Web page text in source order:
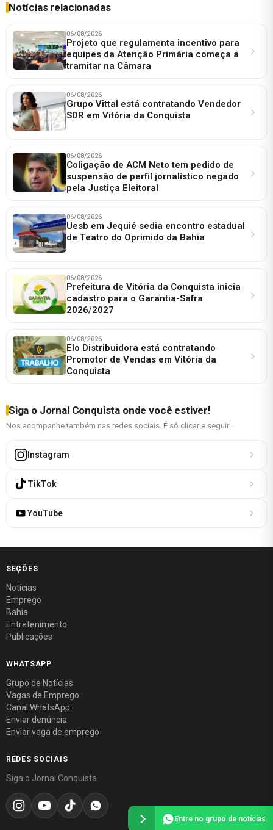
Notícias relacionadas
06/08/2026
Projeto que regulamenta incentivo para
equipes da Atenção Primária começa a
tramitar na Câmara
06/08/2026
Grupo Vittal está contratando Vendedor
SDR em Vitória da Conquista
06/08/2026
Coligação de ACM Neto tem pedido de
suspensão de perfil jornalístico negado
pela Justiça Eleitoral
06/08/2026
Uesb em Jequié sedia encontro estadual
de Teatro do Oprimido da Bahia
06/08/2026
Prefeitura de Vitória da Conquista inicia
cadastro para o Garantia-Safra
2026/2027
06/08/2026
Elo Distribuidora está contratando
Promotor de Vendas em Vitória da
Conquista
Siga o Jornal Conquista onde você estiver!
Nos acompanhe também nas redes sociais. É só clicar e seguir!
Instagram
TikTok
YouTube
SEÇÕES
Notícias
Emprego
Bahia
Entretenimento
Publicações
WHATSAPP
Grupo de Notícias
Vagas de Emprego
Canal WhatsApp
Enviar denúncia
Enviar vaga de emprego
REDES SOCIAIS
Siga o Jornal Conquista
Entre no grupo de notícias